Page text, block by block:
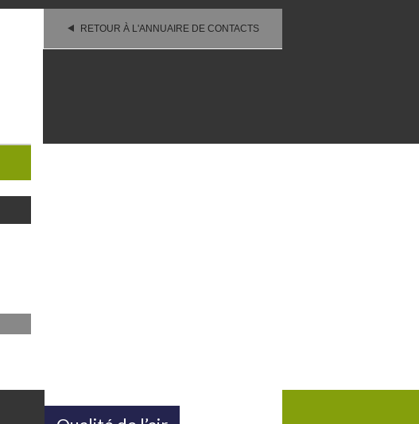
RETOUR À L'ANNUAIRE DE CONTACTS